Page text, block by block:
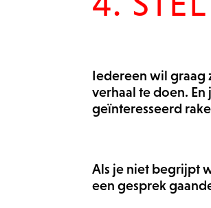
Iedereen wil graag
verhaal te doen.
geïnteresseerd
Als je niet begrijpt
een gesprek